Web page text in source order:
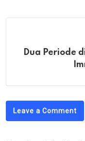
Dua Periode
Leave a Comment